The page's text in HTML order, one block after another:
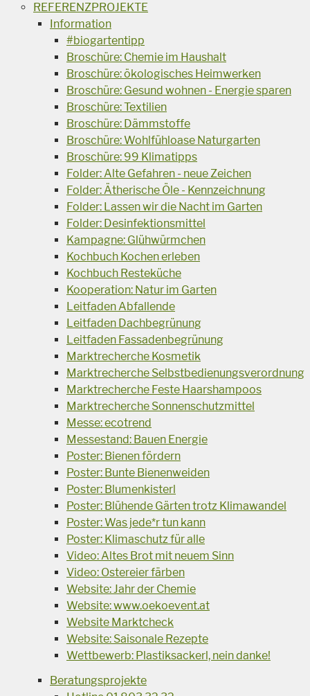
REFERENZPROJEKTE
Information
#biogartentipp
Broschüre: Chemie im Haushalt
Broschüre: ökologisches Heimwerken
Broschüre: Gesund wohnen - Energie sparen
Broschüre: Textilien
Broschüre: Dämmstoffe
Broschüre: Wohlfühloase Naturgarten
Broschüre: 99 Klimatipps
Folder: Alte Gefahren - neue Zeichen
Folder: Ätherische Öle - Kennzeichnung
Folder: Lassen wir die Nacht im Garten
Folder: Desinfektionsmittel
Kampagne: Glühwürmchen
Kochbuch Kochen erleben
Kochbuch Resteküche
Kooperation: Natur im Garten
Leitfaden Abfallende
Leitfaden Dachbegrünung
Leitfaden Fassadenbegrünung
Marktrecherche Kosmetik
Marktrecherche Selbstbedienungsverordnung
Marktrecherche Feste Haarshampoos
Marktrecherche Sonnenschutzmittel
Messe: ecotrend
Messestand: Bauen Energie
Poster: Bienen fördern
Poster: Bunte Bienenweiden
Poster: Blumenkisterl
Poster: Blühende Gärten trotz Klimawandel
Poster: Was jede*r tun kann
Poster: Klimaschutz für alle
Video: Altes Brot mit neuem Sinn
Video: Ostereier färben
Website: Jahr der Chemie
Website: www.oekoevent.at
Website Marktcheck
Website: Saisonale Rezepte
Wettbewerb: Plastiksackerl, nein danke!
Beratungsprojekte